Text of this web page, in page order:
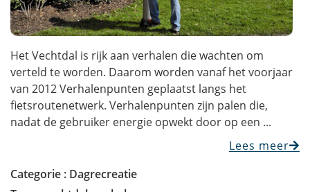
Het Vechtdal is rijk aan verhalen die wachten om
verteld te worden. Daarom worden vanaf het voorjaar
van 2012 Verhalenpunten geplaatst langs het
fietsroutenetwerk. Verhalenpunten zijn palen die,
nadat de gebruiker energie opwekt door op een ...
Lees meer
Categorie : Dagrecreatie